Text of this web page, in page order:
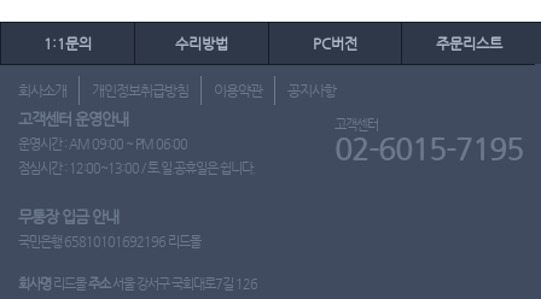
1:1문의 수리방법 PC버전 주문리스트
회사소개 개인정보취급방침 이용약관 공지사항
고객센터 운영안내
운영시간 : AM 09:00 ~ PM 06:00
점심시간 : 12:00~13:00 / 토.일.공휴일은 쉽니다.
고객센터
02-6015-7195
무통장 입금 안내
국민은행 65810101692196 리드몰
회사명 리드몰주소서울 강서구 국회대로7길 126